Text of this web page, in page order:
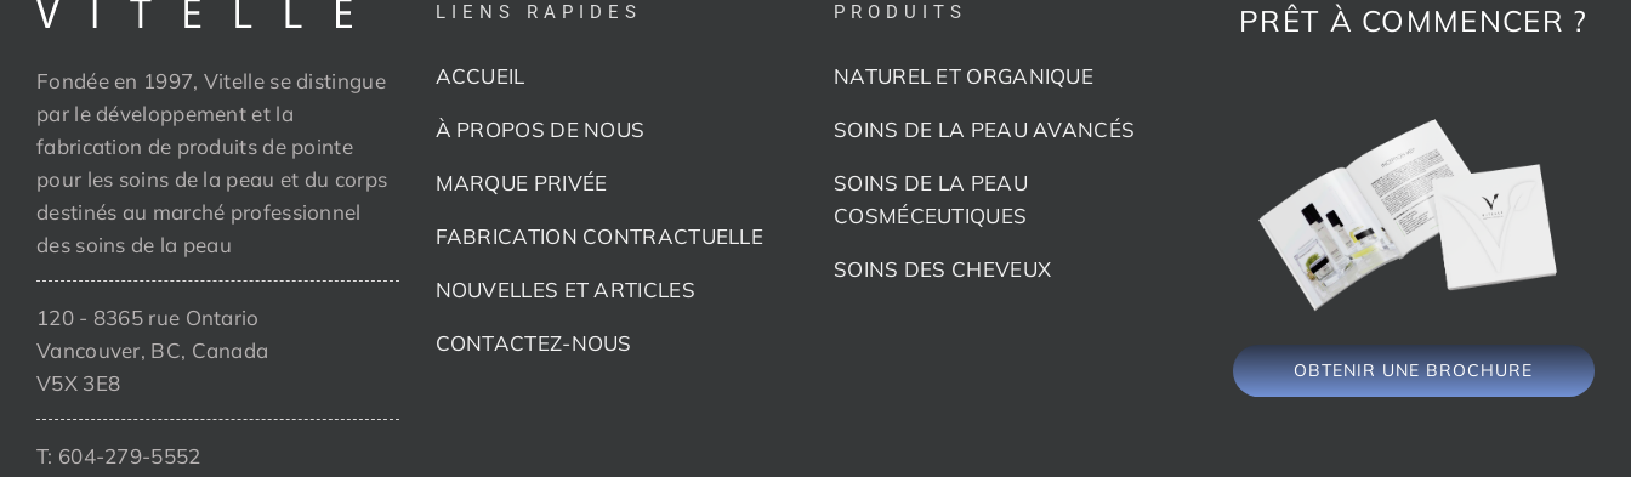
Fondée en 1997, Vitelle se distingue
par le développement et la
fabrication de produits de pointe
pour les soins de la peau et du corps
destinés au marché professionnel
des soins de la peau
120 - 8365 rue Ontario
Vancouver, BC, Canada
V5X 3E8
T: 604-279-5552
LIENS RAPIDES
ACCUEIL
À PROPOS DE NOUS
MARQUE PRIVÉE
FABRICATION CONTRACTUELLE
NOUVELLES ET ARTICLES
CONTACTEZ-NOUS
PRODUITS
NATUREL ET ORGANIQUE
SOINS DE LA PEAU AVANCÉS
SOINS DE LA PEAU
COSMÉCEUTIQUES
SOINS DES CHEVEUX
PRÊT À COMMENCER ?
OBTENIR UNE BROCHURE